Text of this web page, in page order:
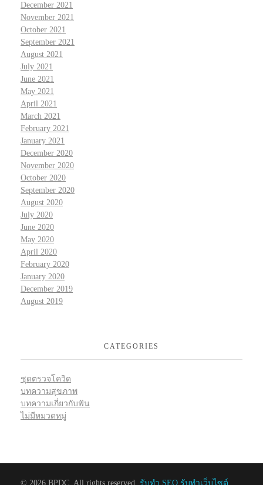
December 2021
November 2021
October 2021
September 2021
August 2021
July 2021
June 2021
May 2021
April 2021
March 2021
February 2021
January 2021
December 2020
November 2020
October 2020
September 2020
August 2020
July 2020
June 2020
May 2020
April 2020
February 2020
January 2020
December 2019
August 2019
CATEGORIES
ชุดตรวจโควิด
บทความสุขภาพ
บทความเกี่ยวกับฟัน
ไม่มีหมวดหมู่
© 2026 BPDC. All rights reserved. รับทำ SEO รับทำเว็บไซต์